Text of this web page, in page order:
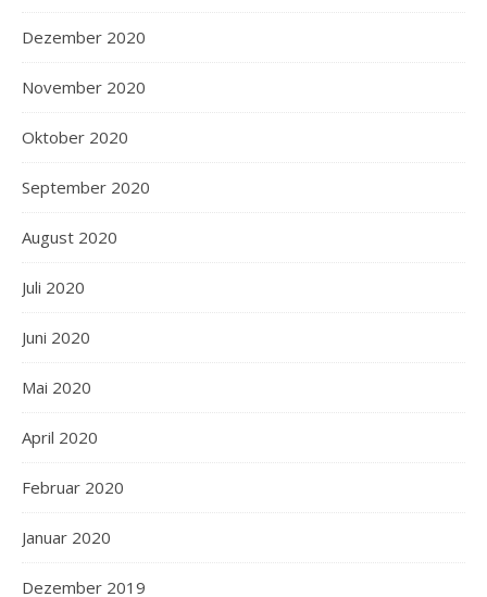
Dezember 2020
November 2020
Oktober 2020
September 2020
August 2020
Juli 2020
Juni 2020
Mai 2020
April 2020
Februar 2020
Januar 2020
Dezember 2019